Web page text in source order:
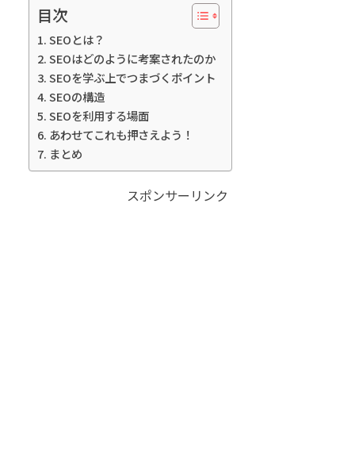
目次
SEOとは？
SEOはどのように考案されたのか
SEOを学ぶ上でつまづくポイント
SEOの構造
SEOを利用する場面
あわせてこれも押さえよう！
まとめ
スポンサーリンク